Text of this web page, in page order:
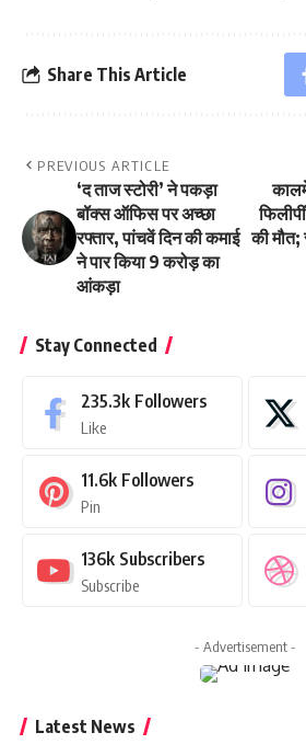
Share This Article
PREVIOUS ARTICLE
‘द ताज स्टोरी’ ने पकड़ा
बॉक्स ऑफिस पर अच्छा
रफ्तार, पांचवें दिन की कमाई
ने पार किया 9 करोड़ का
आंकड़ा
की
Stay Connected
235.3k Followers
Like
11.6k Followers
Pin
136k Subscribers
Subscribe
- Advertisement -
Latest News